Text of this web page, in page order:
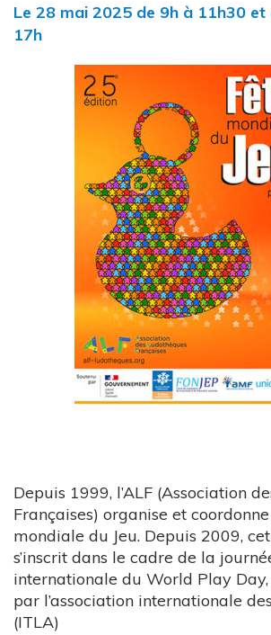
Le 28 mai 2025 de 9h à 11h30
17h
Depuis 1999, l’ALF (Association
Françaises) organise et
mondiale du Jeu. Depuis 2009,
s’inscrit dans le cadre de la
internationale du World Play
par l’association internationale
(ITLA)